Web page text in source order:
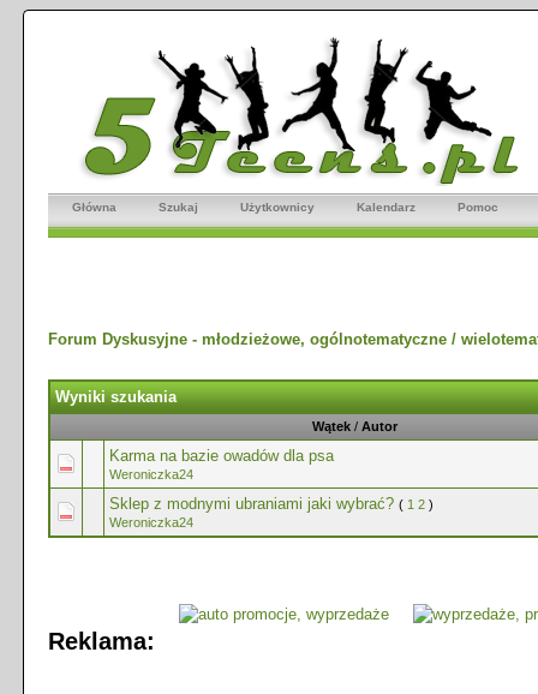
Główna Szukaj Użytkownicy Kalendarz Pomoc
Forum Dyskusyjne - młodzieżowe, ogólnotematyczne /
Wyniki szukania
Wątek / Autor
Karma na bazie owadów dla psa
Weroniczka24
Sklep z modnymi ubraniami jaki wybrać? ( 1 2 )
Weroniczka24
Reklama: